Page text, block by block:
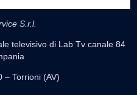
S.r.l.
televisivo di Lab Tv canale 84
– Torrioni (AV)